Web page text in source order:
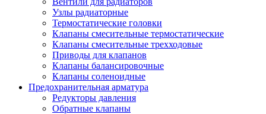
Узлы радиаторные
Термостатические головки
Клапаны смесительные термостатические
Клапаны смесительные трехходовые
Приводы для клапанов
Клапаны балансировочные
Клапаны соленоидные
Предохранительная арматура
Редукторы давления
Обратные клапаны